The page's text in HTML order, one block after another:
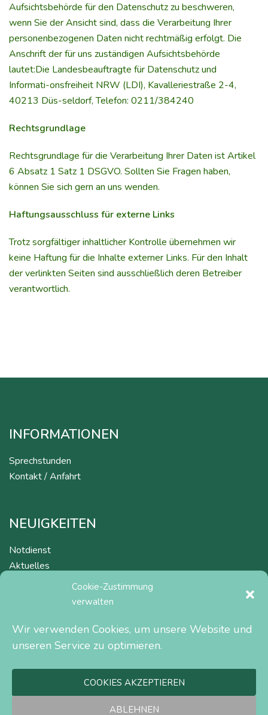
Cookie-Zustimmung
verwalten
Wir verwenden Cookies, um unsere Website und
unseren Service zu optimieren.
COOKIES AKZEPTIEREN
ABLEHNEN
Aufsichtsbehörde für den Datenschutz zu beschweren,
wenn Sie der Ansicht sind, dass die Verarbeitung Ihrer
personenbezogenen Daten nicht rechtmäßig erfolgt. Die
Anschrift der für uns zuständigen Aufsichtsbehörde
lautet:Die Landesbeauftragte für Datenschutz und
Informati-onsfreiheit NRW (LDI), Kavalleriestraße 2-4,
40213 Düs-seldorf, Telefon: 0211/384240
Rechtsgrundlage
Rechtsgrundlage für die Verarbeitung Ihrer Daten ist Artikel
6 Absatz 1 Satz 1 DSGVO. Sollten Sie Fragen haben,
können Sie sich gern an uns wenden.
Haftungsausschluss für externe Links
Trotz sorgfältiger inhaltlicher Kontrolle übernehmen wir
keine Haftung für die Inhalte externer Links. Für den Inhalt
der verlinkten Seiten sind ausschließlich deren Betreiber
verantwortlich.
INFORMATIONEN
Sprechstunden
Kontakt / Anfahrt
NEUIGKEITEN
Notdienst
Aktuelles